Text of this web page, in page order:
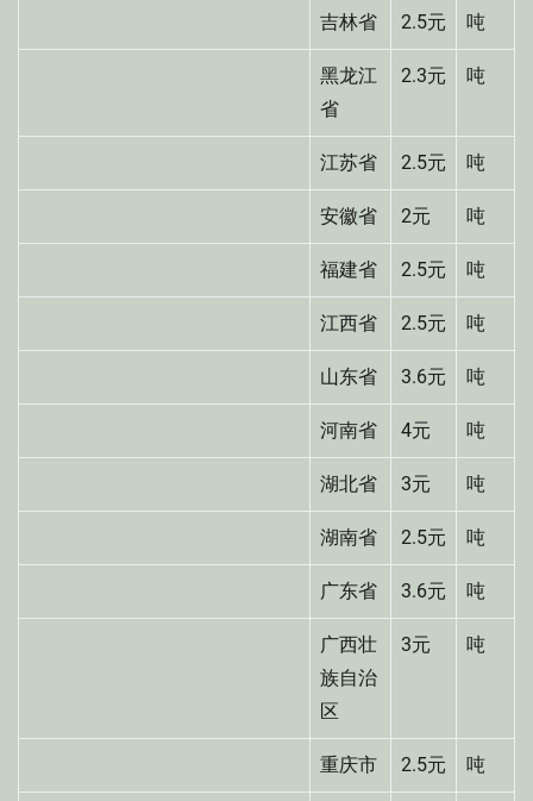
吉林省 2.5元 吨
黑龙江
省
2.3元 吨
江苏省 2.5元 吨
安徽省 2元 吨
福建省 2.5元 吨
江西省 2.5元 吨
山东省 3.6元 吨
河南省 4元 吨
湖北省 3元 吨
湖南省 2.5元 吨
广东省 3.6元 吨
广西壮
族自治
区
3元 吨
重庆市 2.5元 吨